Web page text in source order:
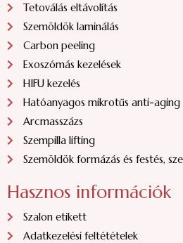
Tetoválás eltávolítás
Szemöldök laminálás
Carbon peeling
Exoszómás kezelések
HIFU kezelés
Hatóanyagos mikrotűs anti-aging
Arcmasszázs
Szempilla lifting
Szemöldök formázás és festés,
Hasznos információk
Szalon etikett
Adatkezelési feltétételek